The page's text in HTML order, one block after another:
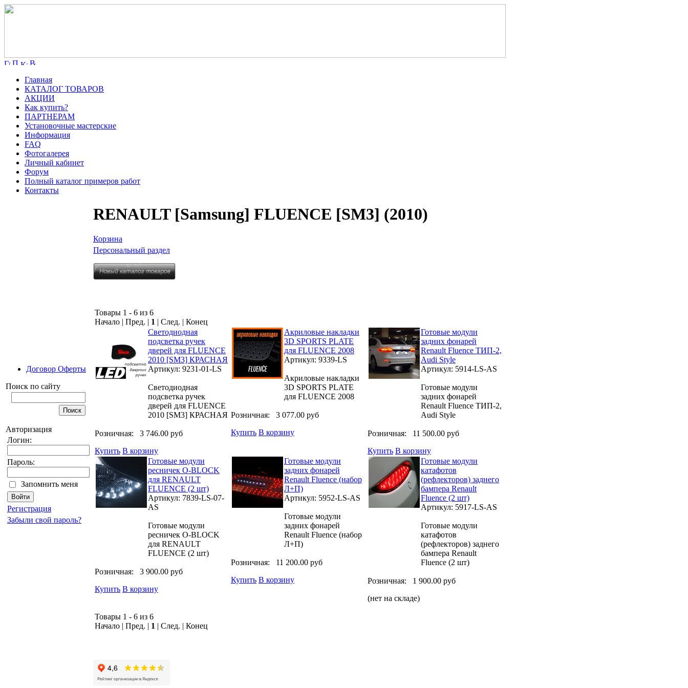
Главная
КАТАЛОГ ТОВАРОВ
АКЦИИ
Как купить?
ПАРТНЕРАМ
Установочные мастерские
Информация
FAQ
Фотогалерея
Личный кабинет
Форум
Полный каталог примеров работ
Контакты
Договор Оферты
Поиск по сайту
Авторизация
Логин:
Пароль:
Запомнить меня
Регистрация
Забыли свой пароль?
RENAULT [Samsung] FLUENCE [SM3] (2010)
Корзина
Персональный раздел
Товары 1 - 6 из 6
Начало | Пред. | 1 | След. | Конец
Светодиодная
подсветка ручек
дверей для FLUENCE
2010 [SM3] КРАСНАЯ
Артикул: 9231-01-LS
Светодиодная
подсветка ручек
дверей для FLUENCE
2010 [SM3] КРАСНАЯ
Розничная: 3 746.00 руб
Купить В корзину
Акриловые накладки
3D SPORTS PLATE
для FLUENCE 2008
Артикул: 9339-LS
Акриловые накладки
3D SPORTS PLATE
для FLUENCE 2008
Розничная: 3 077.00 руб
Купить В корзину
Готовые модули
задних фонарей
Renault Fluence ТИП-2,
Audi Style
Артикул: 5914-LS-AS
Готовые модули
задних фонарей
Renault Fluence ТИП-2,
Audi Style
Розничная: 11 500.00 руб
Купить В корзину
Готовые модули
ресничек O-BLOCK
для RENAULT
FLUENCE (2 шт)
Артикул: 7839-LS-07-
AS
Готовые модули
ресничек O-BLOCK
для RENAULT
FLUENCE (2 шт)
Розничная: 3 900.00 руб
Купить В корзину
Готовые модули
задних фонарей
Renault Fluence (набор
Л+П)
Артикул: 5952-LS-AS
Готовые модули
задних фонарей
Renault Fluence (набор
Л+П)
Розничная: 11 200.00 руб
Купить В корзину
Готовые модули
катафотов
(рефлекторов) заднего
бампера Renault
Fluence (2 шт)
Артикул: 5917-LS-AS
Готовые модули
катафотов
(рефлекторов) заднего
бампера Renault
Fluence (2 шт)
Розничная: 1 900.00 руб
(нет на складе)
Товары 1 - 6 из 6
Начало | Пред. | 1 | След. | Конец